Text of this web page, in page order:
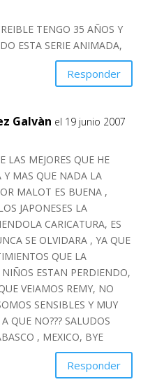
TENGO 35 AÑOS Y
ESTA SERIE ANIMADA,
Responder
Galvàn el 19 junio 2007
LAS MEJORES QUE HE
MAS QUE NADA LA
MALOT ES BUENA ,
JAPONESES LA
CARICATURA, ES
SE OLVIDARA , YA QUE
QUE LA
ESTAN PERDIENDO,
VEIAMOS REMY, NO
SENSIBLES Y MUY
QUE NO??? SALUDOS
, MEXICO, BYE
Responder